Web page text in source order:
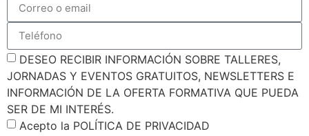
DESEO RECIBIR INFORMACIÓN SOBRE TALLERES,
JORNADAS Y EVENTOS GRATUITOS, NEWSLETTERS E
INFORMACIÓN DE LA OFERTA FORMATIVA QUE PUEDA
SER DE MI INTERÉS.
Acepto la POLÍTICA DE PRIVACIDAD